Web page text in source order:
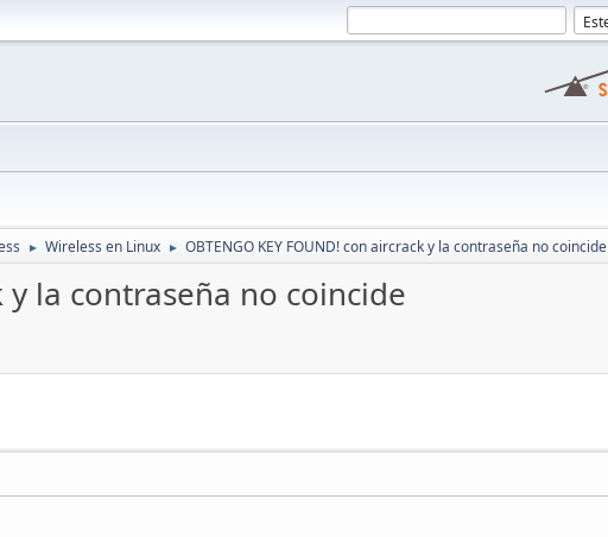
► Wireless en Linux ► OBTENGO KEY FOUND! con aircrack y la contraseña no coincide
y la contraseña no coincide